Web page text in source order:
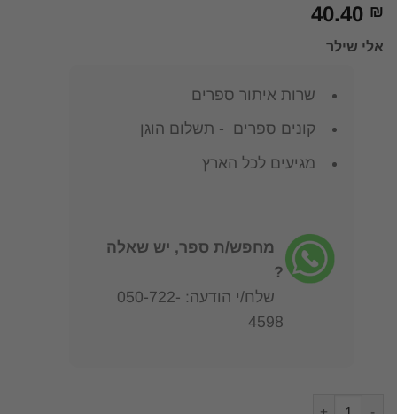
40.40 ₪
אלי שילר
שרות איתור ספרים
קונים ספרים - תשלום הוגן
מגיעים לכל הארץ
מחפש/ת ספר, יש שאלה
?
שלח/י הודעה: 050-722-
4598